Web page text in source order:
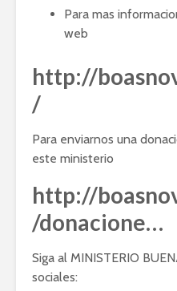
Para mas
web
http://
/
Para enviarnos una
este ministerio
http://
/donacione…
Siga al MINISTERIO
sociales: